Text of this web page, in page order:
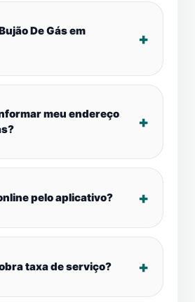
De Gás em
meu endereço
pelo aplicativo?
taxa de serviço?